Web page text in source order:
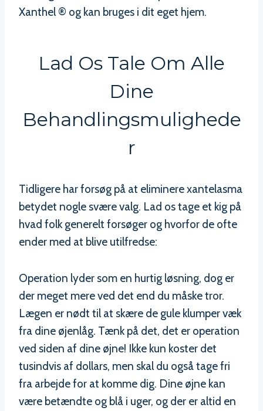
Xanthel ® og kan bruges i dit eget hjem.
Lad Os Tale Om Alle
Dine
Behandlingsmulighede
R
Tidligere har forsøg på at eliminere xantelasma
betydet nogle svære valg. Lad os tage et kig på
hvad folk generelt forsøger og hvorfor de ofte
ender med at blive utilfredse:
Operation lyder som en hurtig løsning, dog er
der meget mere ved det end du måske tror.
Lægen er nødt til at skære de gule klumper væk
fra dine øjenlåg. Tænk på det, det er operation
ved siden af dine øjne! Ikke kun koster det
tusindvis af dollars, men skal du også tage fri
fra arbejde for at komme dig. Dine øjne kan
være betændte og blå i uger, og der er altid en